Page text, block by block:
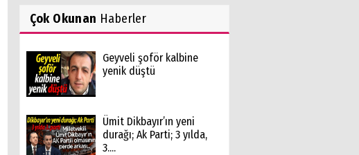
Çok Okunan Haberler
Geyveli şoför kalbine
yenik düştü
Ümit Dikbayır’ın yeni
durağı; Ak Parti; 3 yılda,
3....